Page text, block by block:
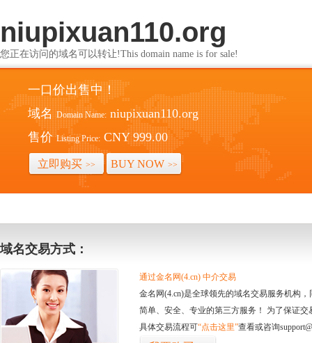
niupixuan110.org
您正在访问的域名可以转让!This domain name is for sale!
一口价出售中！
域名 Domain Name: niupixuan110.org
售价 Listing Price: CNY 999.00
立即购买 >> BUY NOW >>
域名交易方式：
通过金名网(4.cn) 中介交易
金名网(4.cn)是全球领先的域名交易服务机构
简单、安全、专业的第三方服务！ 为了保证
具体交易流程可“点击这里”查看或咨询